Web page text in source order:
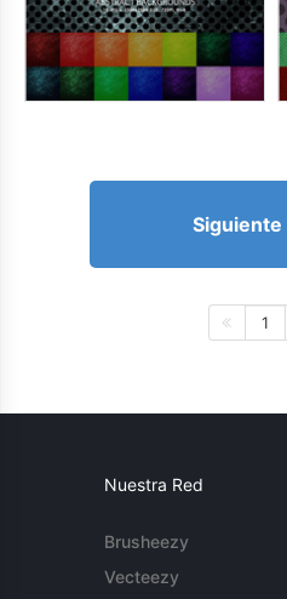
Siguiente
1
Nuestra Red
Brusheezy
Vecteezy